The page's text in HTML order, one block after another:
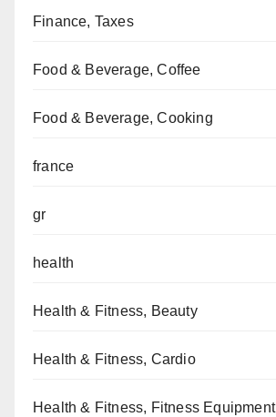
Finance, Taxes
Food & Beverage, Coffee
Food & Beverage, Cooking
france
gr
health
Health & Fitness, Beauty
Health & Fitness, Cardio
Health & Fitness, Fitness Equipment